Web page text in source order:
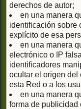
derechos de autor;
en una manera
identificación sobre
explícito de esa
en una manera
electrónico o IP
identificadores
ocultar el origen del
esta Red o a los
en una manera
forma de publicidad